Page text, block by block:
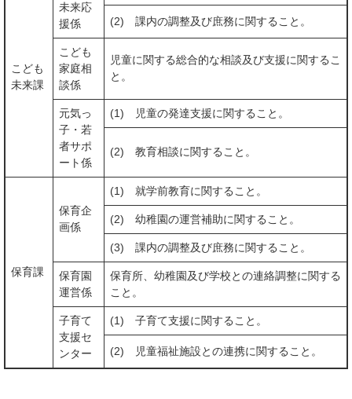
こども
未来課
未来応
援係
(2) 課内の調整及び庶務に関すること。
こども
家庭相
談係
児童に関する総合的な相談及び支援に関するこ
と。
元気っ
子・若
者サポ
ート係
(1) 児童の発達支援に関すること。
(2) 教育相談に関すること。
保育課
保育企
画係
(1) 就学前教育に関すること。
(2) 幼稚園の運営補助に関すること。
(3) 課内の調整及び庶務に関すること。
保育園
運営係
保育所、幼稚園及び学校との連絡調整に関する
こと。
子育て
支援セ
ンター
(1) 子育て支援に関すること。
(2) 児童福祉施設との連携に関すること。